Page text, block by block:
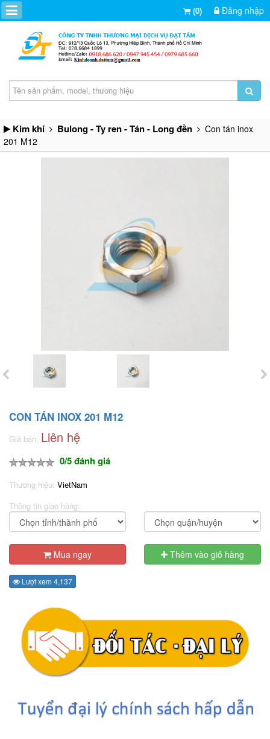
(0) Đăng nhập
Kim khí Bulong - Ty ren - Tán - Long đền
Con tán inox
201 M12
CON TÁN INOX 201 M12
Giá bán: Liên hệ
0/5 đánh giá
Thương hiệu: VietNam
Thông tin giao hàng:
Mua ngay Thêm vào giỏ hàng
Lượt xem 4,137